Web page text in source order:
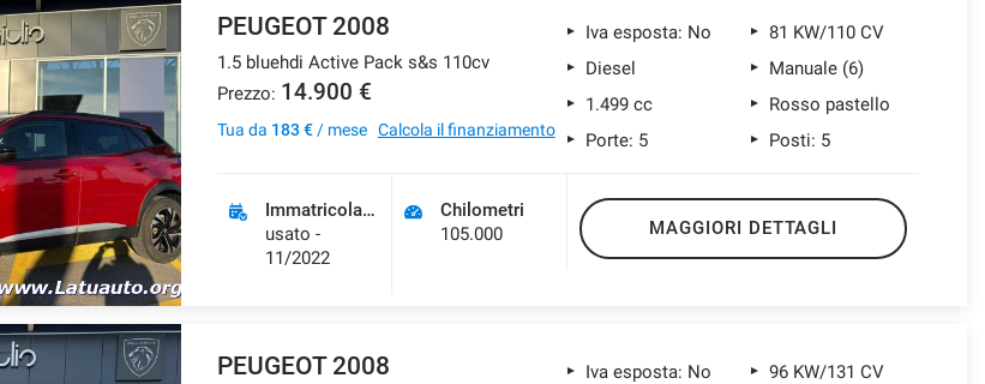
PEUGEOT 2008
1.5 bluehdi Active Pack s&s 110cv
Prezzo: 14.900 €
Tua da 183 €/ mese Calcola il finanziamento
Iva esposta: No
81 KW/110 CV
Diesel
Manuale (6)
1.499 cc
Rosso pastello
Porte: 5
Posti: 5
Immatricolazione
usato -
11/2022
Chilometri
105.000
MAGGIORI DETTAGLI
PEUGEOT 2008 Iva esposta: No
96 KW/131 CV